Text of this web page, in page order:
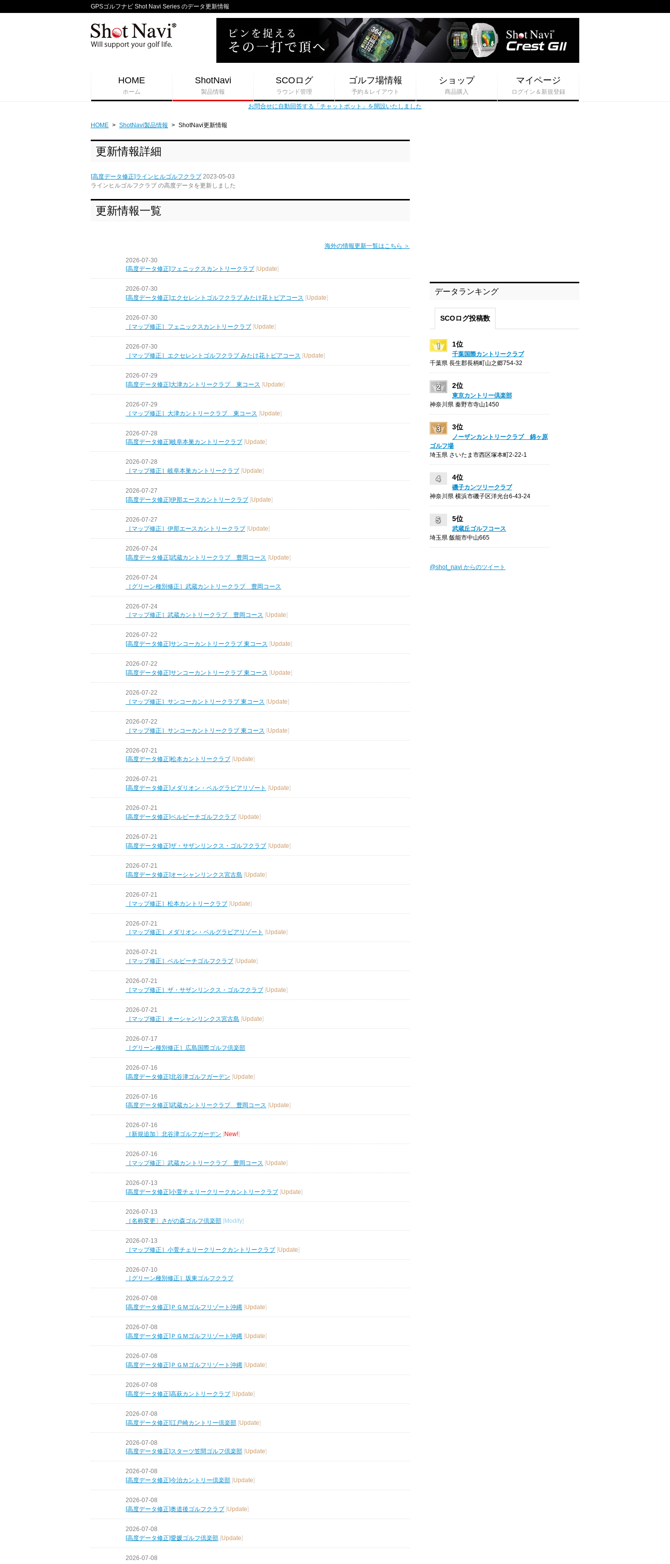
GPSゴルフナビ Shot Navi Series のデータ更新情報
HOME
ホーム
ShotNavi
製品情報
SCOログ
ラウンド管理
ゴルフ場情報
予約＆レイアウト
ショップ
商品購入
マイページ
ログイン＆新規登録
お問合せに自動回答する「チャットボット」を開設いたしました
HOME > ShotNavi製品情報 > ShotNavi更新情報
更新情報詳細
[高度データ修正]ラインヒルゴルフクラブ 2023-05-03
ラインヒルゴルフクラブ の高度データを更新しました
更新情報一覧
海外の情報更新一覧はこちら ＞
2026-07-30
[高度データ修正]フェニックスカントリークラブ [Update]
2026-07-30
[高度データ修正]エクセレントゴルフクラブ みたけ花トピアコース [Update]
2026-07-30
［マップ修正］フェニックスカントリークラブ [Update]
2026-07-30
［マップ修正］エクセレントゴルフクラブ みたけ花トピアコース [Update]
2026-07-29
[高度データ修正]大津カントリークラブ 東コース [Update]
2026-07-29
［マップ修正］大津カントリークラブ 東コース [Update]
2026-07-28
[高度データ修正]岐阜本巣カントリークラブ [Update]
2026-07-28
［マップ修正］岐阜本巣カントリークラブ [Update]
2026-07-27
[高度データ修正]伊那エースカントリークラブ [Update]
2026-07-27
［マップ修正］伊那エースカントリークラブ [Update]
2026-07-24
[高度データ修正]武蔵カントリークラブ 豊岡コース [Update]
2026-07-24
［グリーン種別修正］武蔵カントリークラブ 豊岡コース
2026-07-24
［マップ修正］武蔵カントリークラブ 豊岡コース [Update]
2026-07-22
[高度データ修正]サンコーカントリークラブ 東コース [Update]
2026-07-22
[高度データ修正]サンコーカントリークラブ 東コース [Update]
2026-07-22
［マップ修正］サンコーカントリークラブ 東コース [Update]
2026-07-22
［マップ修正］サンコーカントリークラブ 東コース [Update]
2026-07-21
[高度データ修正]松本カントリークラブ [Update]
2026-07-21
[高度データ修正]メダリオン・ベルグラビアリゾート [Update]
2026-07-21
[高度データ修正]ベルビーチゴルフクラブ [Update]
2026-07-21
[高度データ修正]ザ・サザンリンクス・ゴルフクラブ [Update]
2026-07-21
[高度データ修正]オーシャンリンクス宮古島 [Update]
2026-07-21
［マップ修正］松本カントリークラブ [Update]
2026-07-21
［マップ修正］メダリオン・ベルグラビアリゾート [Update]
2026-07-21
［マップ修正］ベルビーチゴルフクラブ [Update]
2026-07-21
［マップ修正］ザ・サザンリンクス・ゴルフクラブ [Update]
2026-07-21
［マップ修正］オーシャンリンクス宮古島 [Update]
2026-07-17
［グリーン種別修正］広島国際ゴルフ倶楽部
2026-07-16
[高度データ修正]北谷津ゴルフガーデン [Update]
2026-07-16
[高度データ修正]武蔵カントリークラブ 豊岡コース [Update]
2026-07-16
［新規追加〕北谷津ゴルフガーデン [New!]
2026-07-16
［マップ修正〕武蔵カントリークラブ 豊岡コース [Update]
2026-07-13
[高度データ修正]小萱チェリークリークカントリークラブ [Update]
2026-07-13
［名称変更〕さがの森ゴルフ倶楽部 [Modify]
2026-07-13
［マップ修正］小萱チェリークリークカントリークラブ [Update]
2026-07-10
［グリーン種別修正］坂東ゴルフクラブ
2026-07-08
[高度データ修正]ＰＧＭゴルフリゾート沖縄 [Update]
2026-07-08
[高度データ修正]ＰＧＭゴルフリゾート沖縄 [Update]
2026-07-08
[高度データ修正]ＰＧＭゴルフリゾート沖縄 [Update]
2026-07-08
[高度データ修正]高萩カントリークラブ [Update]
2026-07-08
[高度データ修正]江戸崎カントリー倶楽部 [Update]
2026-07-08
[高度データ修正]スターツ笠間ゴルフ倶楽部 [Update]
2026-07-08
[高度データ修正]今治カントリー倶楽部 [Update]
2026-07-08
[高度データ修正]奥道後ゴルフクラブ [Update]
2026-07-08
[高度データ修正]愛媛ゴルフ倶楽部 [Update]
2026-07-08
データランキング
SCOログ投稿数
1位
千葉国際カントリークラブ
千葉県 長生郡長柄町山之郷754-32
2位
東京カントリー倶楽部
神奈川県 秦野市寺山1450
3位
ノーザンカントリークラブ 錦ヶ原
ゴルフ場
埼玉県 さいたま市西区塚本町2-22-1
4位
磯子カンツリークラブ
神奈川県 横浜市磯子区洋光台6-43-24
5位
武蔵丘ゴルフコース
埼玉県 飯能市中山665
@shot_navi からのツイート